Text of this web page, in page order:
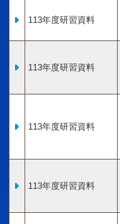
113年度研習資料
113年度研習資料
113年度研習資料
113年度研習資料